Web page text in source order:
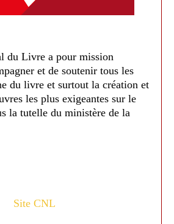
du Livre a pour mission
et de soutenir tous les
du livre et surtout la création et
les plus exigeantes sur le
la tutelle du ministère de la
Site CNL